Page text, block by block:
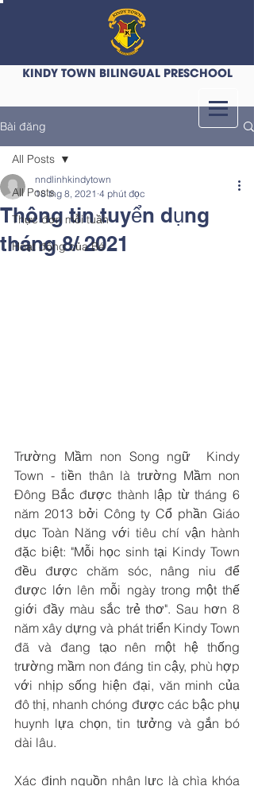
KINDY TOWN BILINGUAL PRESCHOOL
Bài đăng
All Posts
Thực đơn mỗi tuần
Hoạt động của Bé
All Posts
Thông tin tuyển dụng
tháng 8/ 2021
nndlinhkindytown
18 thg 8, 2021 4 phút đọc
Trường Mầm non Song ngữ  Kindy
Town - tiền thân là trường Mầm non
Đông Bắc được thành lập từ tháng 6
năm 2013 bởi Công ty Cổ phần Giáo
dục Toàn Năng với tiêu chí vận hành
đặc biệt: "Mỗi học sinh tại Kindy Town
đều được chăm sóc, nâng niu để
được lớn lên mỗi ngày trong một thế
giới đầy màu sắc trẻ thơ". Sau hơn 8
năm xây dựng và phát triển Kindy Town
đã và đang tạo nên một hệ thống
trường mầm non đáng tin cậy, phù hợp
với nhịp sống hiện đại, văn minh của
đô thị, nhanh chóng được các bậc phụ
huynh lựa chọn, tin tưởng và gắn bó
dài lâu.
Xác định nguồn nhân lực là chìa khóa